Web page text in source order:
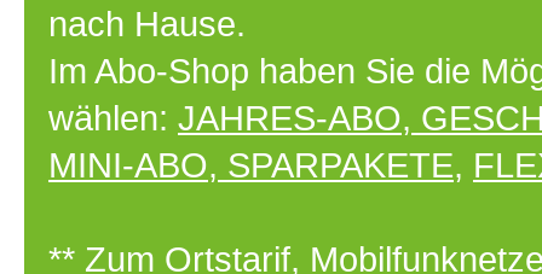
nach Hause.
Im Abo-Shop haben Sie die
wählen: JAHRES-ABO,
MINI-ABO, SPARPAKETE,
** Zum Ortstarif,